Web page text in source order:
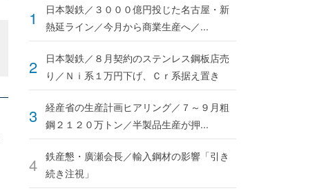
日本製鉄／３０００億円投じた名古屋・新
熱延ライン／今月から商業生産へ／...
日本製鉄／８月契約のステンレス鋼板店売
り／Ｎｉ系１万円下げ、Ｃｒ系据え置き
経産省の生産計画ヒアリング／７～９月粗
鋼２１２０万トン／半製品生産が押...
鉄産懇・廣瀬会長／輸入鋼材の影響「引き
続き注視」